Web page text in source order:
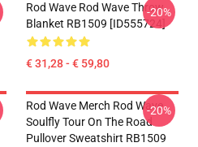
Rod Wave Rod Wave Throw
Blanket RB1509 [ID555724]
€ 31,28 - € 59,80
-20%
Rod Wave Merch Rod Wave
Soulfly Tour On The Road
Pullover Sweatshirt RB1509
-20%